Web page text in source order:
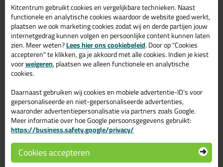
Je ervaring
Beoordeling
Zou jij dit product aanbevelen bij anderen?
ja
nee
Kitcentrum gebruikt cookies en vergelijkbare technieken. Naast
functionele en analytische cookies waardoor de website goed werkt,
plaatsen we ook marketing cookies zodat wij en derde partijen jouw
internetgedrag kunnen volgen en persoonlijke content kunnen laten
zien. Meer weten?Lees hier ons cookiebeleid. Door op "Cookies
accepteren" te klikken, ga je akkoord met alle cookies. Indien je kiest
voorweigeren, plaatsen we alleen functionele en analytische
cookies.
Daarnaast gebruiken wij cookies en mobiele advertentie-ID’s voor
gepersonaliseerde en niet-gepersonaliseerde advertenties,
waaronder advertentiepersonalisatie via partners zoals Google.
Meer informatie over hoe Google persoonsgegevens gebruikt:
https://business.safety.google/privacy/
Cookies accepteren